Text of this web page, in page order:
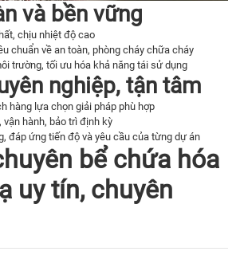
và bền vững
chịu nhiệt độ cao
chuẩn về an toàn, phòng cháy chữa cháy
trường, tối ưu hóa khả năng tái sử dụng
nghiệp, tận tâm
hàng lựa chọn giải pháp phù hợp
hành, bảo trì định kỳ
đáp ứng tiến độ và yêu cầu của từng dự án
bể chứa hóa
uy tín, chuyên